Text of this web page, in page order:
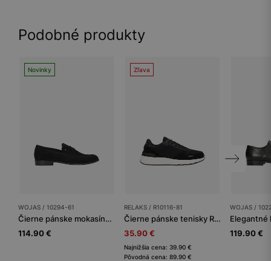
Podobné produkty
Novinky
WOJAS / 10294-61
Čierne pánske mokasíny penny loafers
114.90 €
Zľava
RELAKS / R10116-81
Čierne pánske tenisky RELAKS na bielej podrážke
35.90 €
Najnižšia cena: 39.90 €
Pôvodná cena: 89.90 €
WOJAS /
119.90 €